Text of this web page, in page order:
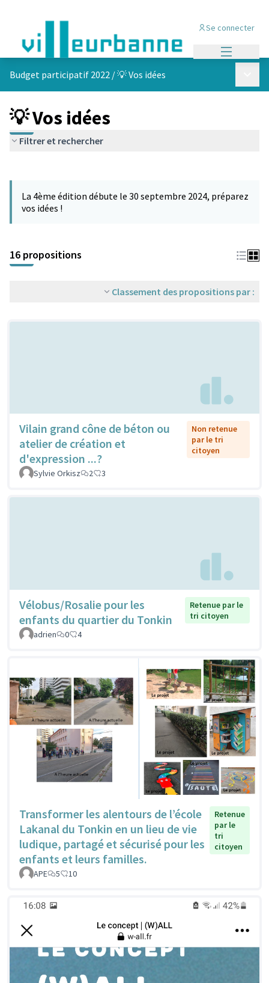
Se connecter
Budget participatif 2022 /💡 Vos idées
💡 Vos idées
Filtrer et rechercher
−
La 4ème édition débute le 30 septembre 2024, préparez
vos idées !
16 propositions
Classement des propositions par :
Vilain grand cône de béton ou
atelier de création et
d'expression ...?
Non retenue
par le tri
citoyen
Sylvie Orkisz 2 3
Vélobus/Rosalie pour les
enfants du quartier du Tonkin
Retenue par le
tri citoyen
adrien
0 4
Transformer les alentours de l’école
Lakanal du Tonkin en un lieu de vie
ludique, partagé et sécurisé pour les
enfants et leurs familles.
Retenue
par le
tri
citoyen
APE 5 10